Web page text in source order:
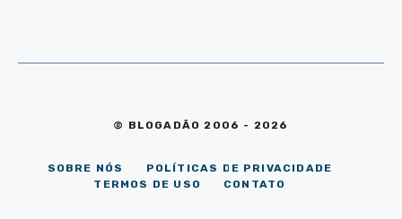
© BLOGADÃO 2006 - 2026
SOBRE NÓS
POLÍTICAS DE PRIVACIDADE
TERMOS DE USO
CONTATO